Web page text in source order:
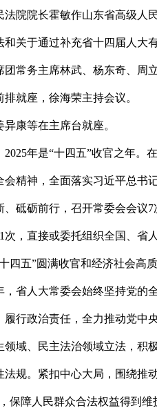
法院院长霍敏作山东省高级人
和关于通过补充省十四届人大
团常务主席林武、杨东奇、周
就座，徐海荣主持会议。
康等在主席台就座。
2025年是“十四五”收官之年
会精神，全面落实习近平总书
砥砺前行，召开常委会会议
次，直接或委托组织全国、省
四五”圆满收官和经济社会高
，省人大常委会始终坚持党的
行政治责任，全力推动党中
领域、民主法治领域立法，积
规。紧扣中心大局，围绕推
保障人民群众合法权益得到